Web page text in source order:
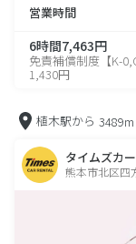
営業時間
6時間7,463円
免責補償制度【K-
1,430円
植木駅から 3489m
タイムズカ
熊本市北区四